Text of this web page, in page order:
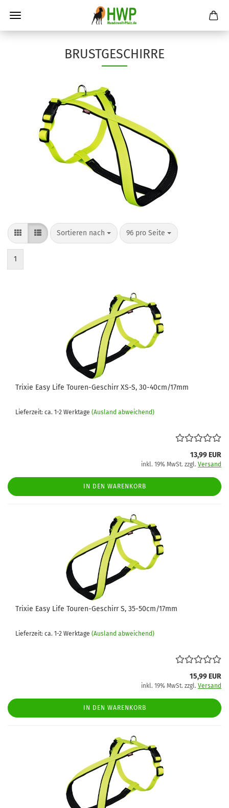
BRUSTGESCHIRRE
Sortieren nach
Sortieren nach 96 pro Seite
pro Seite
1
Trixie Easy Life Touren-Geschirr XS-S, 30-40cm/17mm
Lieferzeit: ca. 1-2 Werktage (Ausland abweichend)
13,99 EUR
inkl. 19% MwSt. zzgl. Versand
IN DEN WARENKORB
Trixie Easy Life Touren-Geschirr S, 35-50cm/17mm
Lieferzeit: ca. 1-2 Werktage (Ausland abweichend)
15,99 EUR
inkl. 19% MwSt. zzgl. Versand
IN DEN WARENKORB